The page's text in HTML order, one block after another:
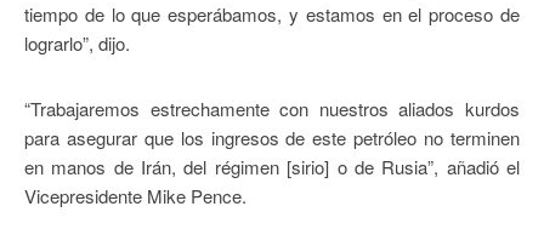
tiempo de lo que esperábamos, y estamos en el proceso de
lograrlo”, dijo.
“Trabajaremos estrechamente con nuestros aliados kurdos
para asegurar que los ingresos de este petróleo no terminen
en manos de Irán, del régimen [sirio] o de Rusia”, añadió el
Vicepresidente Mike Pence.